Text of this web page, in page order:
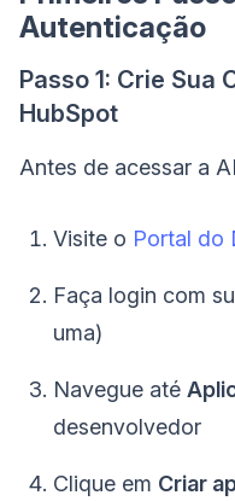
Autenticação
Passo 1: Crie Sua
HubSpot
Antes de acessar a
Visite o Portal do
Faça login com
uma)
Navegue até
desenvolvedor
Clique em Criar